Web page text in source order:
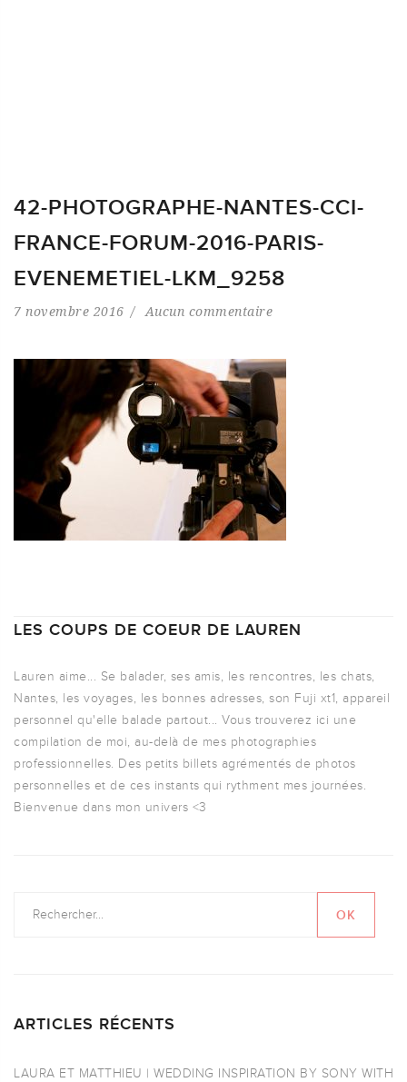
42-PHOTOGRAPHE-NANTES-CCI-
FRANCE-FORUM-2016-PARIS-
EVENEMETIEL-LKM_9258
7 novembre 2016 Aucun commentaire
LES COUPS DE COEUR DE LAUREN
Lauren aime... Se balader, ses amis, les rencontres, les chats,
Nantes, les voyages, les bonnes adresses, son Fuji xt1, appareil
personnel qu'elle balade partout... Vous trouverez ici une
compilation de moi, au-delà de mes photographies
professionnelles. Des petits billets agrémentés de photos
personnelles et de ces instants qui rythment mes journées.
Bienvenue dans mon univers <3
ARTICLES RÉCENTS
LAURA ET MATTHIEU | WEDDING INSPIRATION BY SONY WITH